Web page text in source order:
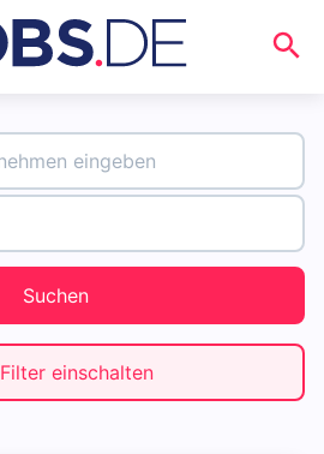
Suchen
Filter einschalten